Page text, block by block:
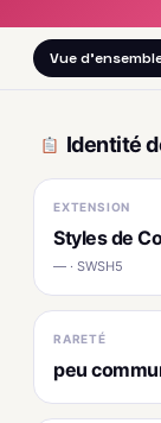
Vue
Identité
EXTENSION
Styles de
— · SWSH5
RARETÉ
peu